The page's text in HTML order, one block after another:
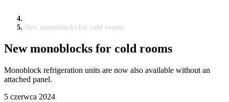
New monoblocks for cold rooms
New monoblocks for cold rooms
Monoblock refrigeration units are now also available without an
attached panel.
5 czerwca 2024